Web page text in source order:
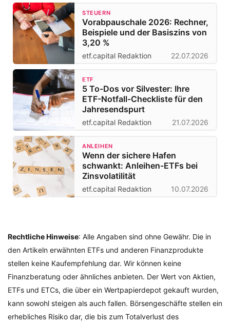
STEUERN
Vorabpauschale 2026: Rechner,
Beispiele und der Basiszins von
3,20 %
etf.capital Redaktion 22.07.2026
ETF
5 To-Dos vor Silvester: Ihre
ETF-Notfall-Checkliste für den
Jahresendspurt
etf.capital Redaktion 21.07.2026
ANLEIHEN
Wenn der sichere Hafen
schwankt: Anleihen-ETFs bei
Zinsvolatilität
etf.capital Redaktion 10.07.2026
Rechtliche Hinweise: Alle Angaben sind ohne Gewähr. Die in
den Artikeln erwähnten ETFs und anderen Finanzprodukte
stellen keine Kaufempfehlung dar. Wir können keine
Finanzberatung oder ähnliches anbieten. Der Wert von Aktien,
ETFs und ETCs, die über ein Wertpapierdepot gekauft wurden,
kann sowohl steigen als auch fallen. Börsengeschäfte stellen ein
erhebliches Risiko dar, die bis zum Totalverlust des